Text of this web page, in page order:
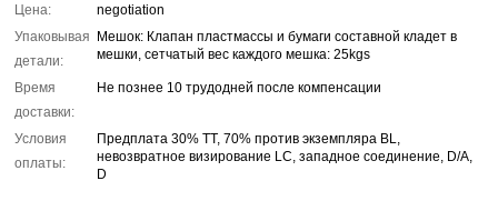
Цена:
negotiation
Упаковывая
детали:
Мешок: Клапан пластмассы и бумаги составной кладет в
мешки, сетчатый вес каждого мешка: 25kgs
Время
доставки:
Не познее 10 трудодней после компенсации
Условия
оплаты:
Предплата 30% TT, 70% против экземпляра BL,
невозвратное визирование LC, западное соединение, D/A,
D